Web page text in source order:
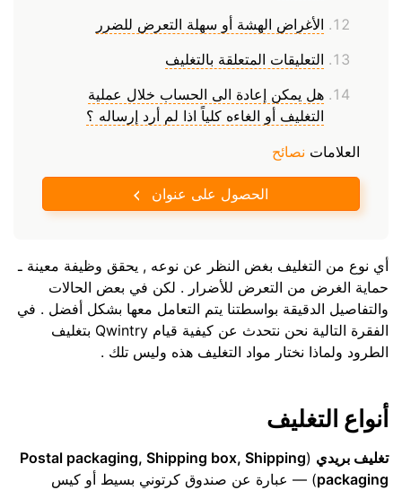
الأغراض الهشة أو سهلة التعرض للضرر
التعليقات المتعلقة بالتغليف
هل يمكن إعادة الى الحساب خلال عملية
التغليف أو الغاءه كلياً اذا لم أرد إرساله ؟
العلامات نصائح
الحصول على عنوان
أي نوع من التغليف بغض النظر عن نوعه , يحقق وظيفة معينة ـ
حماية الغرض من التعرض للأضرار . لكن في بعض الحالات
والتفاصيل الدقيقة بواسطتنا يتم التعامل معها بشكل أفضل . في
الفقرة التالية نحن نتحدث عن كيفية قيام Qwintry بتغليف
الطرود ولماذا نختار مواد التغليف هذه وليس تلك .
أنواع التغليف
تغليف بريدي (
Postal packaging, Shipping box, Shipping
packaging) — عبارة عن صندوق كرتوني بسيط أو كيس